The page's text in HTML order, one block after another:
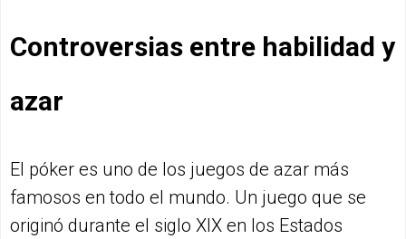
Controversias entre habilidad y
azar
El póker es uno de los juegos de azar más
famosos en todo el mundo. Un juego que se
originó durante el siglo XIX en los Estados